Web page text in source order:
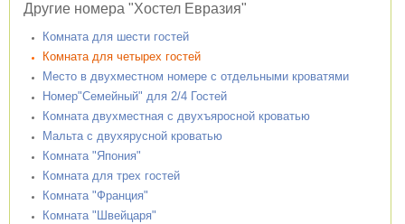
Другие номера "Хостел Евразия"
Комната для шести гостей
Комната для четырех гостей
Место в двухместном номере с отдельными кроватями
Номер"Семейный" для 2/4 Гостей
Комната двухместная с двухъяросной кроватью
Мальта с двухярусной кроватью
Комната "Япония"
Комната для трех гостей
Комната "Франция"
Комната "Швейцаря"